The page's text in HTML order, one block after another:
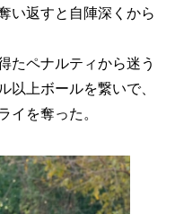
い返すと自陣深くから
たペナルティから迷う
以上ボールを繋いで、
イを奪った。